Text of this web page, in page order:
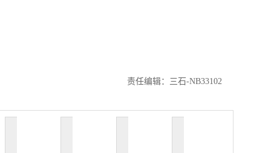
责任编辑：三石-NB33102